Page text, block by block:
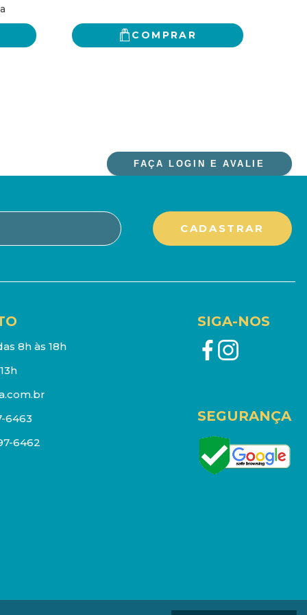
COMPRAR
FAÇA LOGIN E AVALIE
8h às 18h
6463
6462
SIGA-NOS
SEGURANÇA